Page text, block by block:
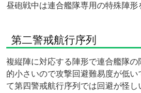
昼砲戦中は連合艦隊専用の特殊陣形
第二警戒航行序列
複縦陣に対応する陣形で連合艦隊の
的小さいので攻撃回避難易度が低い
て第四警戒航行序列では回避が怪し